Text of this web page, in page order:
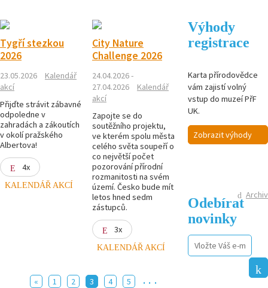
Tygří stezkou
2026
23.05.2026
Kalendář
akcí
Přijďte strávit zábavné
odpoledne v
zahradách a zákoutích
v okolí pražského
Albertova!
4x
KALENDÁŘ AKCÍ
City Nature
Challenge 2026
24.04.2026 -
27.04.2026
Kalendář
akcí
Zapojte se do
soutěžního projektu,
ve kterém spolu města
celého světa soupeří o
co největší počet
pozorování přírodní
rozmanitosti na svém
území. Česko bude mít
letos hned sedm
zástupců.
3x
KALENDÁŘ AKCÍ
« 1 2 3 4 5 ...
Výhody
registrace
Karta přírodovědce
vám zajistí volný
vstup do muzeí PřF
UK.
Zobrazit výhody
Archiv
Odebírat
novinky